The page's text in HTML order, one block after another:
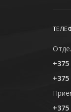
+375
+375
+375